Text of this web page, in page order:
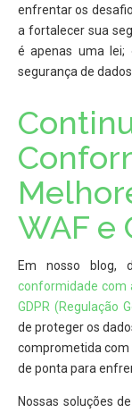
enfrentar os
a fortalecer sua
é apenas uma lei;
segurança de
WAF e
Em nosso blog,
conformidade com
GDPR (Regulação
de proteger os
comprometida com
de ponta para
Nossas soluções